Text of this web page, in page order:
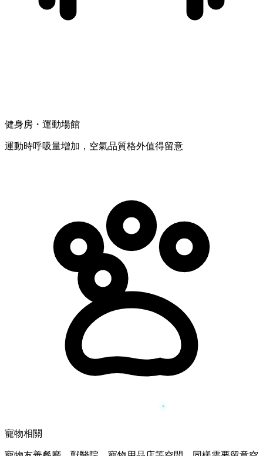
健身房・運動場館
運動時呼吸量增加，空氣品質格外值得留意
寵物相關